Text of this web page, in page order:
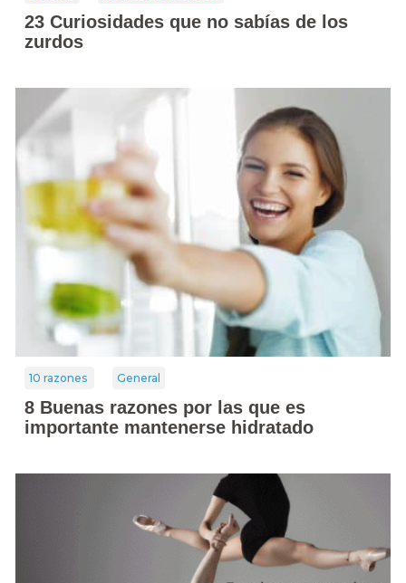
23 Curiosidades que no sabías de los
zurdos
10 razones General
8 Buenas razones por las que es
importante mantenerse hidratado